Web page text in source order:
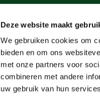
Deze website maakt
We gebruiken cookies om
bieden en om ons
met onze partners voor
combineren met andere
uw gebruik van hun